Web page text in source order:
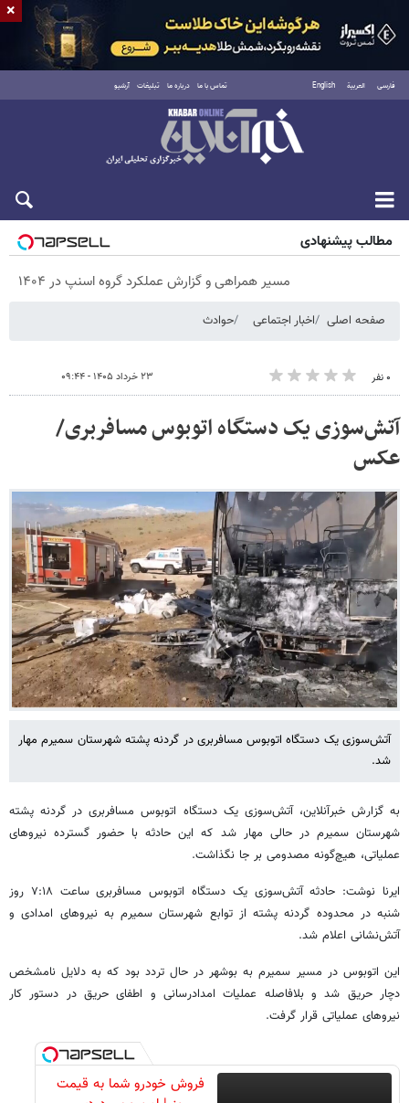
فارسی العربية English تماس با ما درباره ما تبلیغات آرشیو
پنجشنبه ۱۵ مرداد ۱۴۰۵
مطالب پیشنهادی
مسیر همراهی و گزارش عملکرد گروه اسنپ در ۱۴۰۴
صفحه اصلی اخبار اجتماعی حوادث
۰ نفر ۲۳ خرداد ۱۴۰۵ - ۰۹:۴۴
آتش‌سوزی یک دستگاه اتوبوس مسافربری/
عکس
آتش‌سوزی یک دستگاه اتوبوس مسافربری در گردنه پشته شهرستان سمیرم مهار
شد.
به گزارش خبرآنلاین، آتش‌سوزی یک دستگاه اتوبوس مسافربری در گردنه پشته
شهرستان سمیرم در حالی مهار شد که این حادثه با حضور گسترده نیروهای
عملیاتی، هیچ‌گونه مصدومی بر جا نگذاشت.
ایرنا نوشت: حادثه آتش‌سوزی یک دستگاه اتوبوس مسافربری ساعت ۷:۱۸ روز
شنبه در محدوده گردنه پشته از توابع شهرستان سمیرم به نیروهای امدادی و
آتش‌نشانی اعلام شد.
این اتوبوس در مسیر سمیرم به بوشهر در حال تردد بود که به دلایل نامشخص
دچار حریق شد و بلافاصله عملیات امدادرسانی و اطفای حریق در دستور کار
نیروهای عملیاتی قرار گرفت.
فروش خودرو شما به قیمت
×